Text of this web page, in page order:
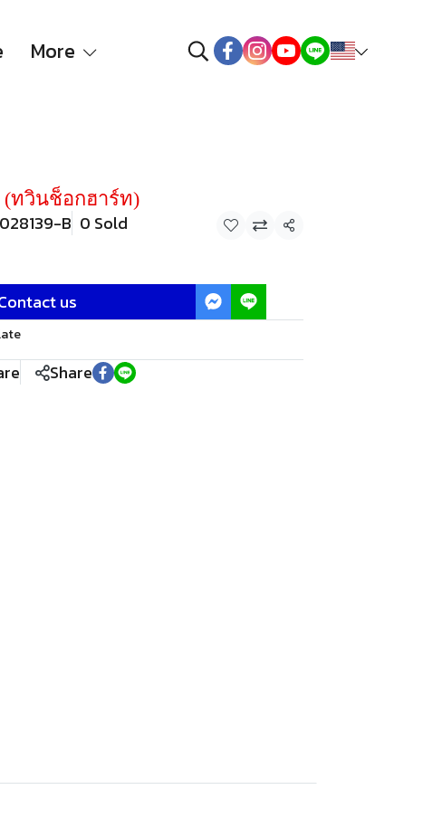
More
ทวินช็อกฮาร์ท)
B 0 Sold
Share
us
Share